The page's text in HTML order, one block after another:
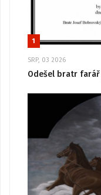
1
SRP, 03 2026
Odešel bratr farář